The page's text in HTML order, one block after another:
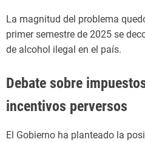
La magnitud del problema
primer semestre de 2025 se
de alcohol ilegal en el país.
Debate sobre
incentivos perversos
El Gobierno ha planteado la